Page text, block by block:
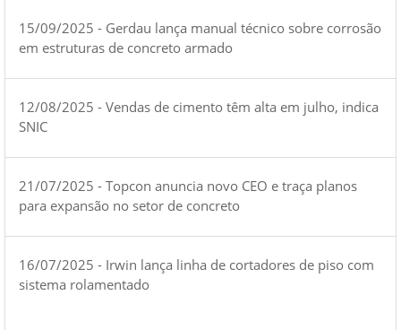
15/09/2025 - Gerdau lança manual técnico sobre corrosão
em estruturas de concreto armado
12/08/2025 - Vendas de cimento têm alta em julho, indica
SNIC
21/07/2025 - Topcon anuncia novo CEO e traça planos
para expansão no setor de concreto
16/07/2025 - Irwin lança linha de cortadores de piso com
sistema rolamentado